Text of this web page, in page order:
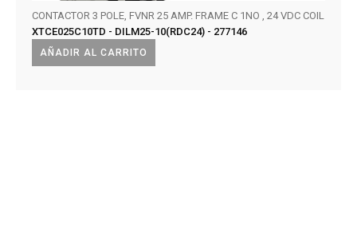
AÑADIR AL CARRITO
CONTACTOR 3 POLE, FVNR 25 AMP. FRAME C 1NO , 24 VDC COIL
XTCE025C10TD - DILM25-10(RDC24) - 277146